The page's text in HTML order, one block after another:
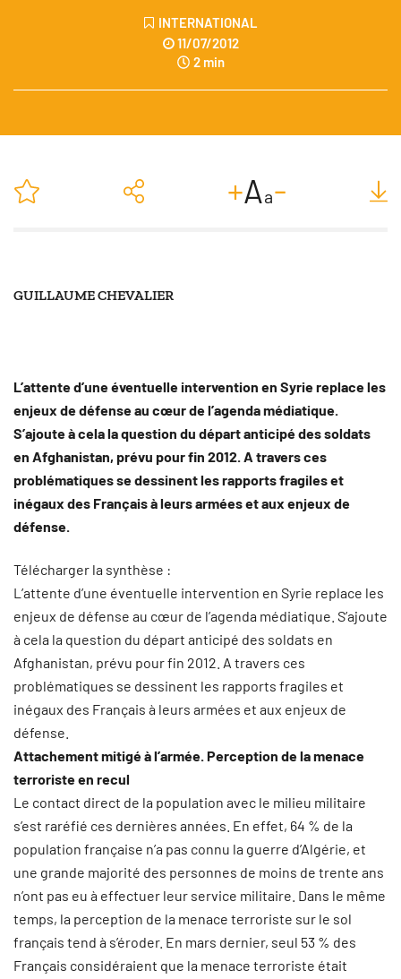
INTERNATIONAL
11/07/2012
2 min
+Aa-
GUILLAUME CHEVALIER
L’attente d’une éventuelle intervention en Syrie replace les
enjeux de défense au cœur de l’agenda médiatique.
S’ajoute à cela la question du départ anticipé des soldats
en Afghanistan, prévu pour fin 2012. A travers ces
problématiques se dessinent les rapports fragiles et
inégaux des Français à leurs armées et aux enjeux de
défense.
Télécharger la synthèse :
L’attente d’une éventuelle intervention en Syrie replace les
enjeux de défense au cœur de l’agenda médiatique. S’ajoute
à cela la question du départ anticipé des soldats en
Afghanistan, prévu pour fin 2012. A travers ces
problématiques se dessinent les rapports fragiles et
inégaux des Français à leurs armées et aux enjeux de
défense.
Attachement mitigé à l’armée. Perception de la menace
terroriste en recul
Le contact direct de la population avec le milieu militaire
s’est raréfié ces dernières années. En effet, 64 % de la
population française n’a pas connu la guerre d’Algérie, et
une grande majorité des personnes de moins de trente ans
n’ont pas eu à effectuer leur service militaire. Dans le même
temps, la perception de la menace terroriste sur le sol
français tend à s’éroder. En mars dernier, seul 53 % des
Français considéraient que la menace terroriste était